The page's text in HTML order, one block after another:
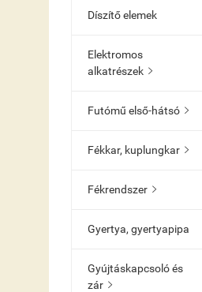
Díszítő elemek
Elektromos
alkatrészek 
Futómű első-hátsó 
Fékkar, kuplungkar 
Fékrendszer 
Gyertya, gyertyapipa
Gyújtáskapcsoló és
zár 